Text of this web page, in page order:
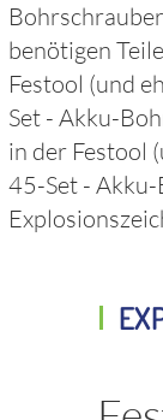
Bohrschrauber
benötigen
Festool (und
Set - Akku-
in der Festool
45-Set -